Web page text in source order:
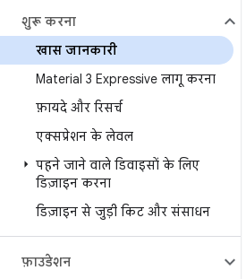
शुरू करना
खास जानकारी
Material 3 Expressive लागू करना
फ़ायदे और रिसर्च
एक्सप्रेशन के लेवल
पहने जाने वाले डिवाइसों के लिए
डिज़ाइन करना
डिज़ाइन से जुड़ी किट और संसाधन
फ़ाउंडेशन